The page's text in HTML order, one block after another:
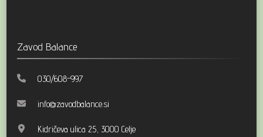
Zavod Balance
030/608-997
info@zavodbalance.si
Kidričeva ulica 25, 3000 Celje